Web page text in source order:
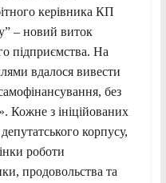
керівника КП
– новий виток
підприємства. На
вдалося вивести
без
Кожне з ініційованих
корпусу,
роботи
продовольства та